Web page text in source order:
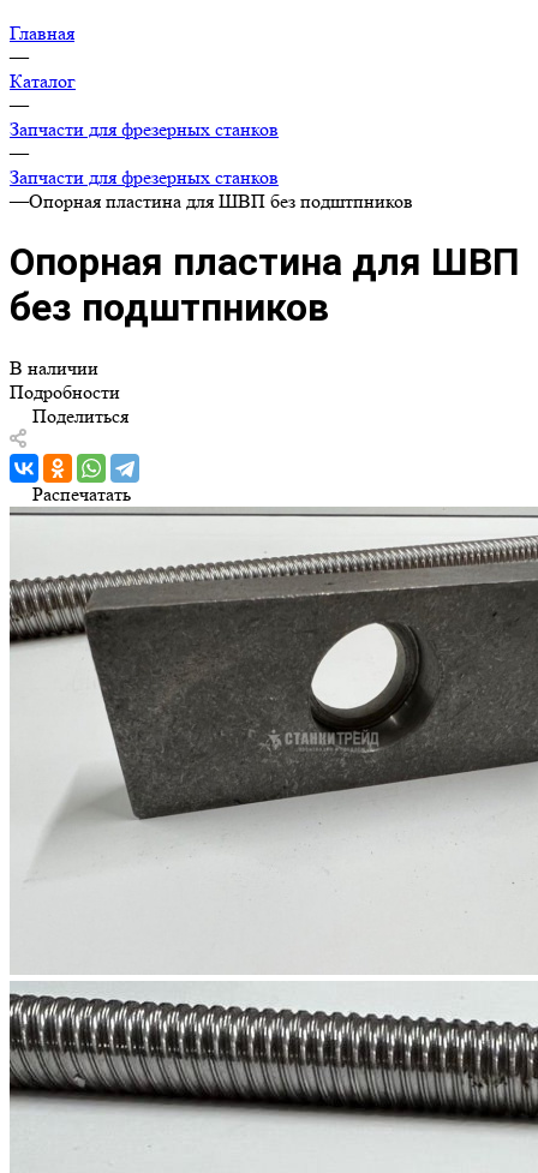
8-800-550-33-50
г. Ярославль, пр. Октября, здание 78и, строение 2,
помещение 1
zakaz@ts-stanki.ru
8:00-17:00 МСК
—
Каталог
Запчасти для фрезерных станков
—
Запчасти для фрезерных станков
—Опорная пластина для ШВП без подштпников
Опорная пластина для ШВП
без подштпников
В наличии
Подробности
Поделиться
Распечатать